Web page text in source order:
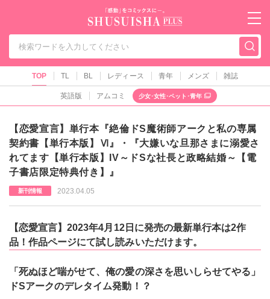
秋水社PLUS（テ
TOP TL BL レディース 青年 メンズ 雑誌
英語版 アムコミ 少女･女性･ペット･青年
【恋愛宣言】単行本『絶倫ドS魔術師アークと私の専属
契約書【単行本版】Ⅵ』・『大嫌いな旦那さまに溺愛さ
れてます【単行本版】IV～ドSな社長と政略結婚～【電
子書店限定特典付き】』
新刊情報 2023.04.05
【恋愛宣言】2023年4月12日に発売の最新単行本は2作
品！作品ページにて試し読みいただけます。
「死ぬほど喘がせて、俺の愛の深さを思いしらせてやる」
ドSアークのデレタイム発動！？